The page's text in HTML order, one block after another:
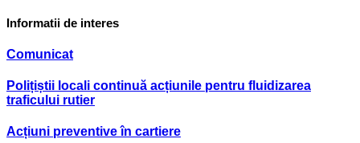
Informatii de interes
Comunicat
Polițiștii locali continuă acțiunile pentru fluidizarea
traficului rutier
Acțiuni preventive în cartiere